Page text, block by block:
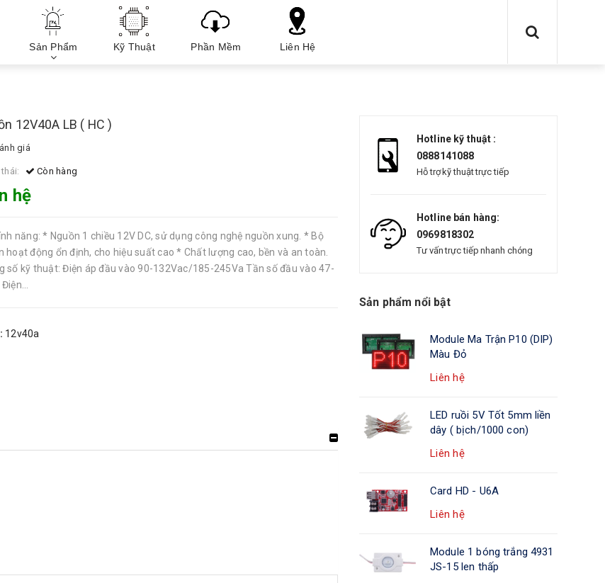
Sản Phẩm Kỹ Thuật Phần Mềm Liên Hệ
12V40A LB ( HC )
giá
Còn hàng
hệ
năng: * Nguồn 1 chiều 12V DC, sử dụng công nghệ nguồn xung. * Bộ
hoạt động ổn định, cho hiệu suất cao * Chất lượng cao, bền và an toàn.
số kỹ thuật: Điện áp đầu vào 90-132Vac/185-245Va Tần số đầu vào 47-
12v40a
Hotline kỹ thuật :
0888141088
Hỗ trợ kỹ thuật trực tiếp
Hotline bán hàng:
0969818302
Tư vấn trực tiếp nhanh chóng
Sản phẩm nổi bật
Module Ma Trận P10 (DIP)
Màu Đỏ
Liên hệ
LED ruồi 5V Tốt 5mm liền
dây ( bịch/1000 con)
Liên hệ
Card HD - U6A
Liên hệ
Module 1 bóng trắng 4931
JS-15 len thấp